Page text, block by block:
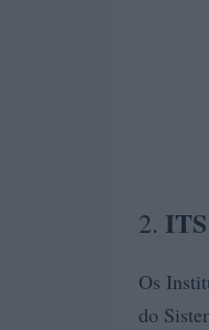
2.
Os
do